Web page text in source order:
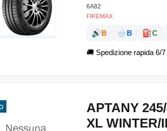
6A82
FIREMAX
🔊B 🌧️B ⛽C
🚚 Spedizione rapida 6/7
APTANY
XL WINTER/